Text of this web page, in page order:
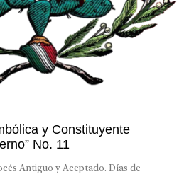
y Constituyente
No. 11
Antiguo y Aceptado. Días de